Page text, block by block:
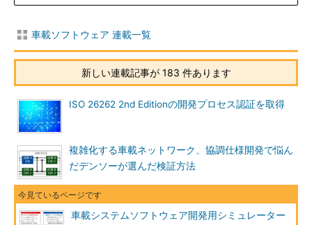
車載ソフトウェア 連載一覧
新しい連載記事が 183 件あります
ISO 26262 2nd Editionの開発プロセス認証を取得
複雑化する車載ネットワーク、協調仕様開発で悩ん
だデンソーが選んだ検証方法
車載システムソフトウェア開発用シミュレーター